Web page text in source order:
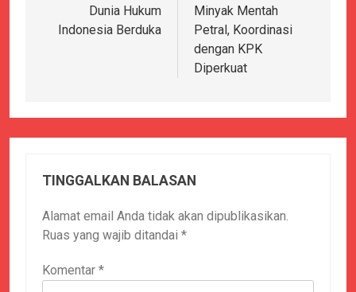
Dunia Hukum
Indonesia Berduka
Minyak Mentah
Petral, Koordinasi
dengan KPK
Diperkuat
TINGGALKAN BALASAN
Alamat email Anda tidak akan dipublikasikan.
Ruas yang wajib ditandai *
Komentar *